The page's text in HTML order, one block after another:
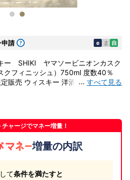
申請 e ま 自
ー SHIKI ヤマソービニオンカスク
クフィニッシュ）750ml 度数40％
販売 ウィスキー 洋酒 本坊酒造
... すべて見る
ャージでマネー増量！
増量の内訳
て条件を満たすと